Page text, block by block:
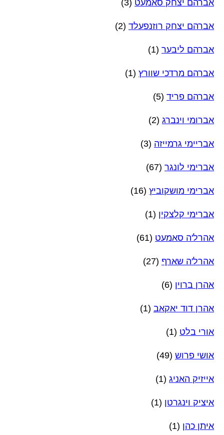
אברהם יצחק סאמעט (3)
אברהם יצחק רוזנפעלד (2)
אברהם ליבער (1)
אברהם מרדכי שוורץ (1)
אברהם פריד (5)
אברומי וינברג (2)
אבריימי גרמייזה (3)
אברימי לונגר (67)
אברימי מושקוביץ (16)
אברימי קלצקין (1)
אהרל'ה סאמעט (61)
אהרל'ה שארף (27)
אהרן ברוין (6)
אהרן דוד יאקאב (1)
אורי בלט (1)
אושי פרוש (49)
אייזיק האניג (1)
איציק וינגרטן (1)
איתן כהן (1)